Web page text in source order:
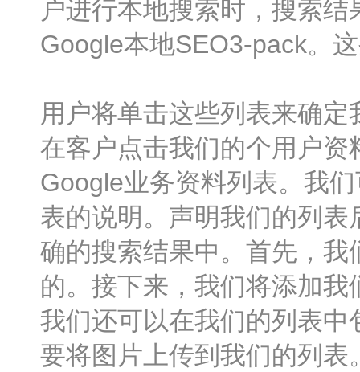
户进行本地搜索时，搜索
Google本地SEO3-pack。
用户将单击这些列表来确
在客户点击我们的个用户
Google业务资料列表。我
表的说明。声明我们的列
确的搜索结果中。首先，
的。接下来，我们将添加
我们还可以在我们的列表
要将图片上传到我们的列